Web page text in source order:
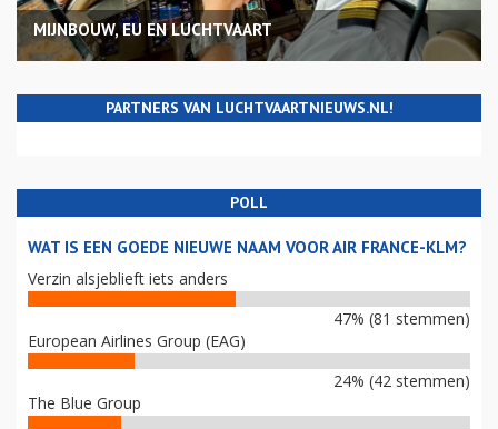
MIJNBOUW, EU EN LUCHTVAART
PARTNERS VAN LUCHTVAARTNIEUWS.NL!
POLL
WAT IS EEN GOEDE NIEUWE NAAM VOOR AIR FRANCE-KLM?
Verzin alsjeblieft iets anders
47% (81 stemmen)
European Airlines Group (EAG)
24% (42 stemmen)
The Blue Group